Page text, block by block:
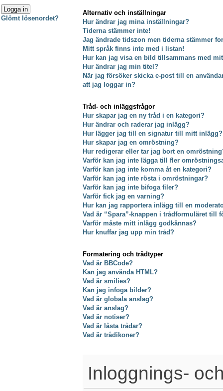
Alternativ och inställningar
Hur ändrar jag mina inställningar?
Tiderna stämmer inte!
Jag ändrade tidszon men tiderna stämmer
Mitt språk finns inte med i listan!
Hur kan jag visa en bild tillsammans med
Hur ändrar jag min titel?
När jag försöker skicka e-post till en
att jag loggar in?
Tråd- och inläggsfrågor
Hur skapar jag en ny tråd i en kategori?
Hur ändrar och raderar jag inlägg?
Hur lägger jag till en signatur till mitt inlägg?
Hur skapar jag en omröstning?
Hur redigerar eller tar jag bort en
Varför kan jag inte lägga till fler
Varför kan jag inte komma åt en kategori?
Varför kan jag inte rösta i omröstningar?
Varför kan jag inte bifoga filer?
Varför fick jag en varning?
Hur kan jag rapportera inlägg till en
Vad är “Spara”-knappen i trådformuläret till
Varför måste mitt inlägg godkännas?
Hur knuffar jag upp min tråd?
Formatering och trådtyper
Vad är BBCode?
Kan jag använda HTML?
Vad är smilies?
Kan jag infoga bilder?
Vad är globala anslag?
Vad är anslag?
Vad är notiser?
Vad är låsta trådar?
Vad är trådikoner?
Inloggnings-
Glömt lösenordet?